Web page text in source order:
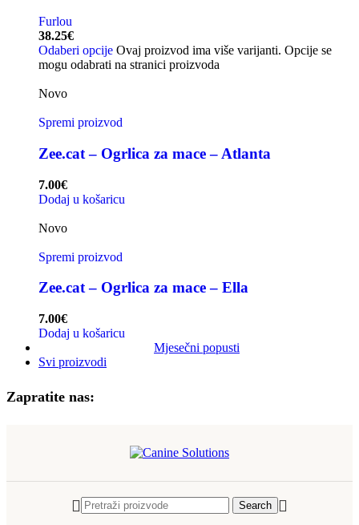
Furlou
38.25€
Odaberi opcije Ovaj proizvod ima više varijanti. Opcije se
mogu odabrati na stranici proizvoda
Novo
Spremi proizvod
Zee.cat – Ogrlica za mace – Atlanta
7.00€
Dodaj u košaricu
Novo
Spremi proizvod
Zee.cat – Ogrlica za mace – Ella
7.00€
Dodaj u košaricu
Mjesečni popusti
Svi proizvodi
Zapratite nas:
Search